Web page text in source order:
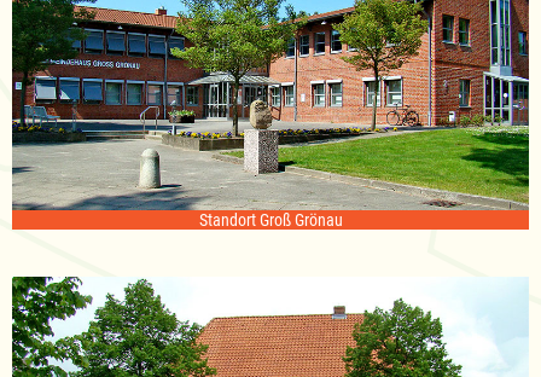
Standort Groß Grönau